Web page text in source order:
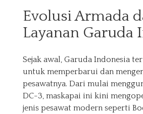
Evolusi Armada
Layanan Garuda
Sejak awal, Garuda Indonesia
untuk memperbarui dan
pesawatnya. Dari mulai
DC-3, maskapai ini kini
jenis pesawat modern seperti